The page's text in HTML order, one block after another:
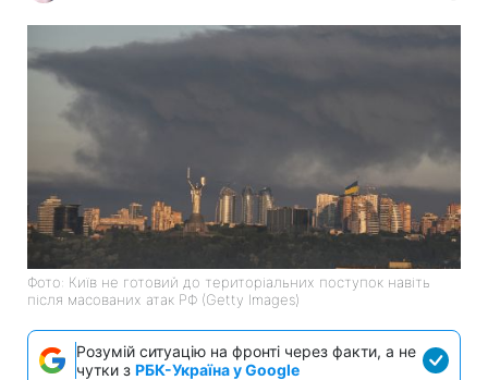
Фото: Київ не готовий до територіальних поступок навіть
після масованих атак РФ (Getty Images)
Розумій ситуацію на фронті через факти, а не
чутки з РБК-Україна у Google